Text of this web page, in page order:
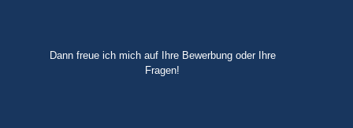
Dann freue ich mich auf Ihre Bewerbung oder Ihre
Fragen!